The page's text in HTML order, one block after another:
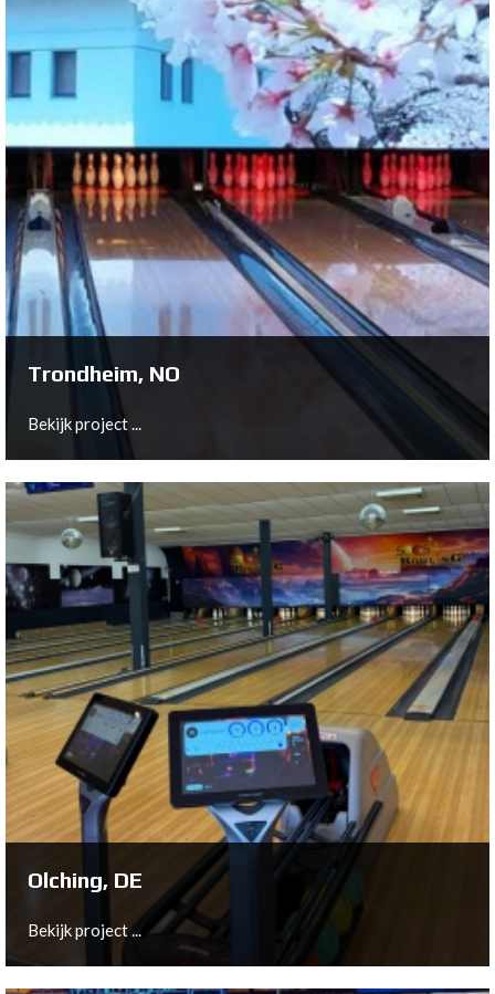
Fürstenwalde, DE
Bekijk project ...
Trondheim, NO
Bekijk project ...
Trondheim, NO
Bekijk project ...
Olching, DE
Bekijk project ...